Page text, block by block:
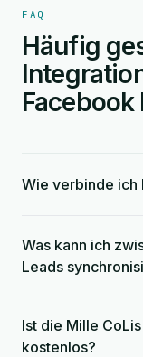
FAQ
Häufig
Facebook
Wie verbinde ich
Was kann ich
Leads
Ist die Mille
kostenlos?